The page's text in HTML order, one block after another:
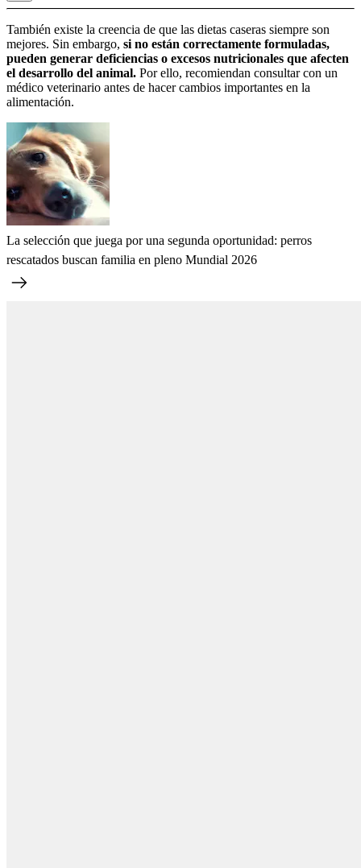
También existe la creencia de que las dietas caseras siempre son
mejores. Sin embargo, si no están correctamente formuladas,
pueden generar deficiencias o excesos nutricionales que afecten
el desarrollo del animal. Por ello, recomiendan consultar con un
médico veterinario antes de hacer cambios importantes en la
alimentación.
La selección que juega por una segunda oportunidad: perros
rescatados buscan familia en pleno Mundial 2026